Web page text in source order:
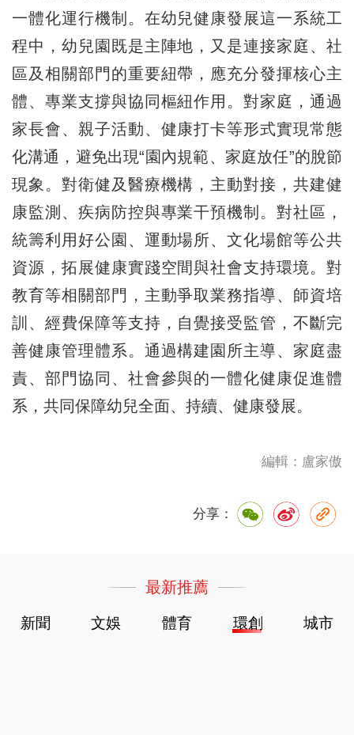
一體化運行機制。在幼兒健康發展這一系統工
程中，幼兒園既是主陣地，又是連接家庭、社
區及相關部門的重要紐帶，應充分發揮核心主
體、專業支撐與協同樞紐作用。對家庭，通過
家長會、親子活動、健康打卡等形式實現常態
化溝通，避免出現“園內規範、家庭放任”的脫節
現象。對衛健及醫療機構，主動對接，共建健
康監測、疾病防控與專業干預機制。對社區，
統籌利用好公園、運動場所、文化場館等公共
資源，拓展健康實踐空間與社會支持環境。對
教育等相關部門，主動爭取業務指導、師資培
訓、經費保障等支持，自覺接受監管，不斷完
善健康管理體系。通過構建園所主導、家庭盡
責、部門協同、社會參與的一體化健康促進體
系，共同保障幼兒全面、持續、健康發展。
編輯：盧家傲
分享：
最新推薦
新聞 文娛 體育 環創 城市